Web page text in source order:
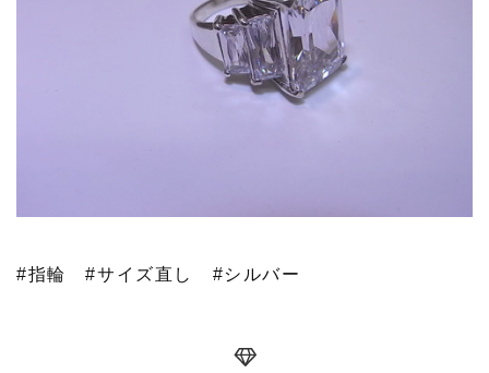
#指輪 #サイズ直し #シルバー